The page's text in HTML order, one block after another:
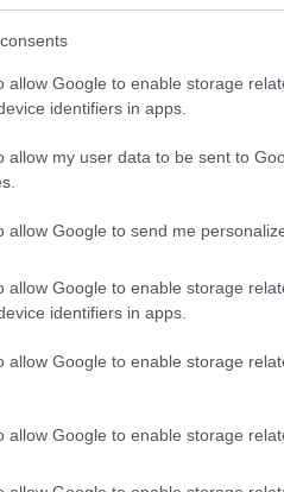
allow Google to enable storage
identifiers in apps.
allow my user data to be sent to
allow Google to send me
allow Google to enable storage
identifiers in apps.
allow Google to enable storage
allow Google to enable storage
γάλα – Μείωση
γάλα – Μείωση